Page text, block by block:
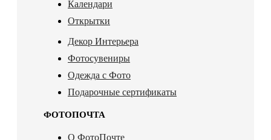
Календари
Открытки
Декор Интерьера
Фотосувениры
Одежда с Фото
Подарочные сертификаты
ФОТОПОЧТА
О ФотоПочте